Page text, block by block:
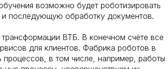
возможно будет роботизировать
последующую обработку документов.
ВТБ. В конечном счёте все
для клиентов. Фабрика роботов в
процессов, в том числе, например, работы